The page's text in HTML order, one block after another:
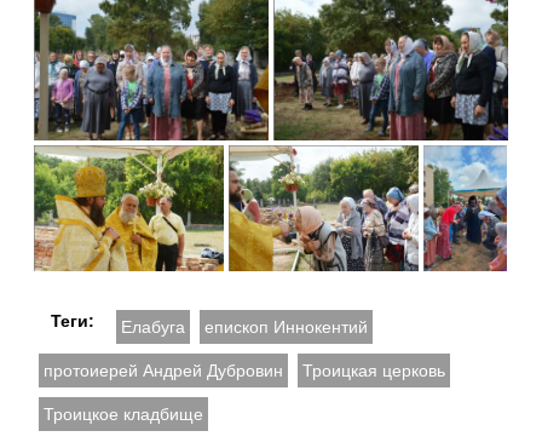
Теги: Елабуга епископ Иннокентий
протоиерей Андрей Дубровин Троицкая церковь
Троицкое кладбище